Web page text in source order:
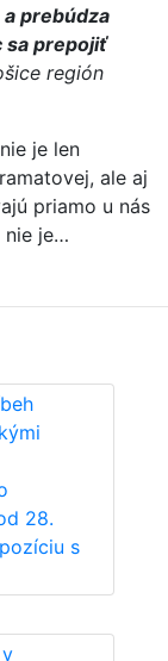
prebúdza
sa prepojiť
región
je len
ale aj
priamo u nás
nie je…
28.
s